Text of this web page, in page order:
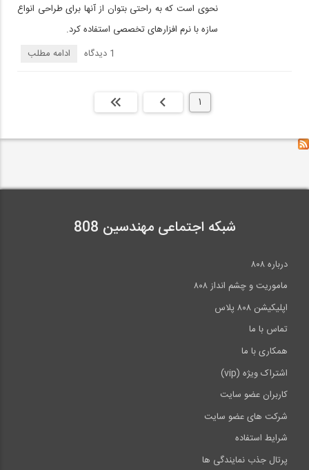
نحوی است که به راحتی بتوان از آنها برای طراحی انواع
سازه با نرم افزارهای تخصصی استفاده کرد.
ادامه مطلب
1 دیدگاه‌
1 بعدی انتها »
شبکه اجتماعی مهندسین 808
درباره ۸۰۸
ماموریت و چشم انداز ۸۰۸
اپلیکیشن ۸۰۸ پلاس
تماس با ما
همکاری با ما
اشتراک ویژه (vip)
کاربران عضو سایت
شرکت های عضو سایت
شرایط استفاده
پرتال جذب نمایندگی ها